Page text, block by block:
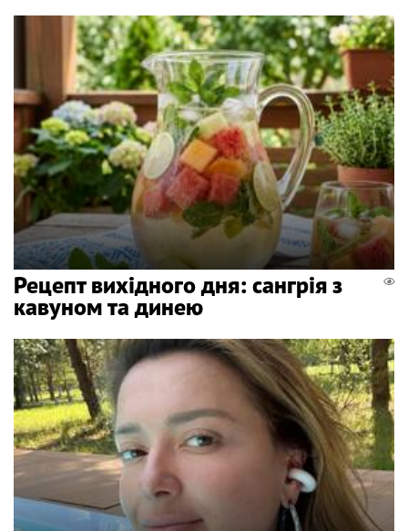
Рецепт вихідного дня: сангрія з
кавуном та динею